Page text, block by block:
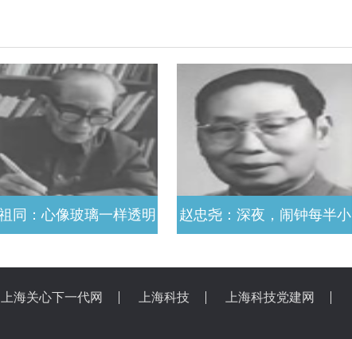
同：心像玻璃一样透明
格
赵忠尧：深夜，闹钟每半小
业
上海关心下一代网 上海科技 上海科技党建网